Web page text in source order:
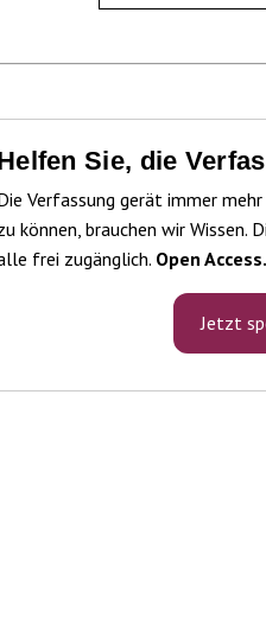
Sie, die
Verfassung gerät immer mehr
können, brauchen wir Wissen.
frei zugänglich. Open Access.
Jetzt